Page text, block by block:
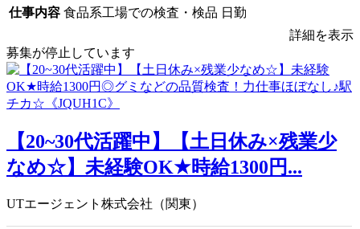
仕事内容 食品系工場での検査・検品 日勤
詳細を表示
募集が停止しています
【20~30代活躍中】【土日休み×残業少
なめ☆】未経験OK★時給1300円...
UTエージェント株式会社（関東）